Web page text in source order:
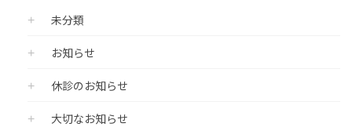
未分類
お知らせ
休診のお知らせ
大切なお知らせ